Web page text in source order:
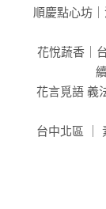
順慶點心坊
花悅蔬香｜
花言覓語 義
台中北區 ｜